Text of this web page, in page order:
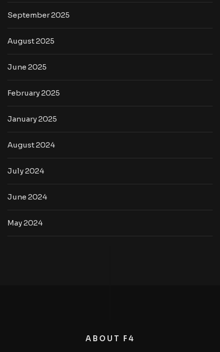
September 2025
August 2025
June 2025
February 2025
January 2025
August 2024
July 2024
June 2024
May 2024
ABOUT F4